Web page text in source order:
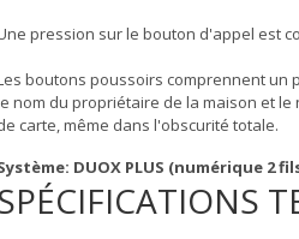
pression sur le bouton d'appel est
boutons poussoirs comprennent un
nom du propriétaire de la maison et
carte, même dans l'obscurité totale.
DUOX PLUS (numérique 2